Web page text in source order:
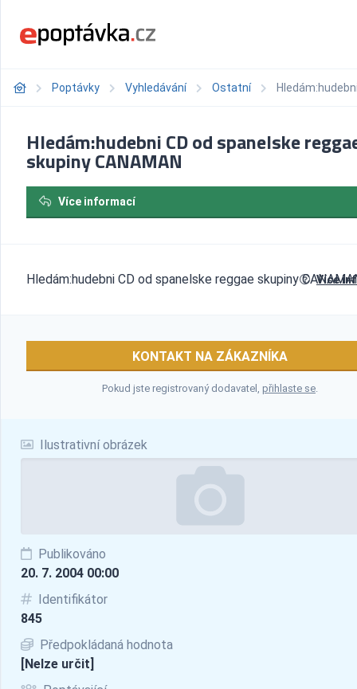
Poptávky Vyhledávání Ostatní
Ilustrativní obrázek
Publikováno
20. 7. 2004 00:00
Identifikátor
845
Předpokládaná hodnota
[Nelze určit]
Hledám:hudebni CD od spanelske
skupiny CANAMAN
Více informací
Hledám:hudebni CD od spanelske reggae skupiny Více
KONTAKT NA ZÁKAZNÍKA
Pokud jste registrovaný dodavatel, přihlaste se.